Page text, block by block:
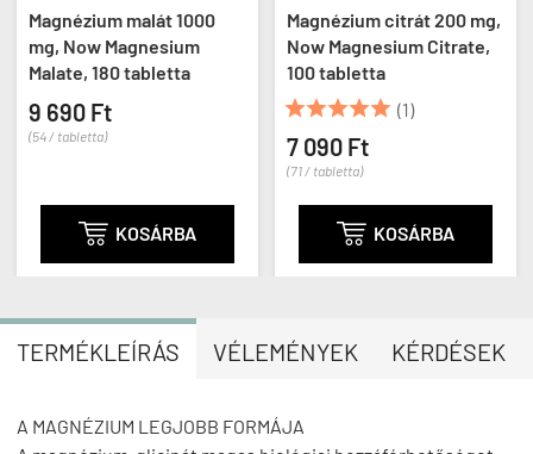
Magnézium malát 1000
mg, Now Magnesium
Malate, 180 tabletta
9 690 Ft
(54 / tabletta)
 KOSÁRBA
Magnézium citrát 200 mg,
Now Magnesium Citrate,
100 tabletta
 (1)
7 090 Ft
(71 / tabletta)
 KOSÁRBA
TERMÉKLEÍRÁS VÉLEMÉNYEK KÉRDÉSEK
A MAGNÉZIUM LEGJOBB FORMÁJA